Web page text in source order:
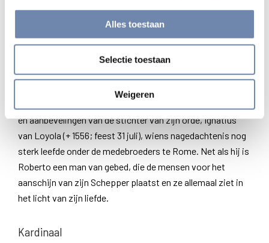
Alles toestaan
Selectie toestaan
Weigeren
nooit verlaagt. Hij geeft de mening van de ander eerlijk en
objectief weer, probeert er in te onderscheiden wat
waardevol en goed is en wat niet. Tenslotte stelt hij er de
leer van de Kerk tegenover, zoals ze te vinden is in de
Bijbel en de geschriften van de afgelopen veertien eeuwen.
En dat alles met het grootste respect voor zijn opponent.
en aanbevelingen van de stichter van zijn orde, Ignatius
van Loyola (+ 1556; feest 31 juli), wiens nagedachtenis nog
sterk leefde onder de medebroeders te Rome. Net als hij is
Roberto een man van gebed, die de mensen voor het
aanschijn van zijn Schepper plaatst en ze allemaal ziet in
het licht van zijn liefde.
Kardinaal